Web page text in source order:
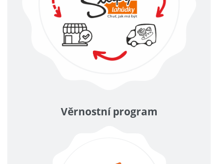
Věrnostní program